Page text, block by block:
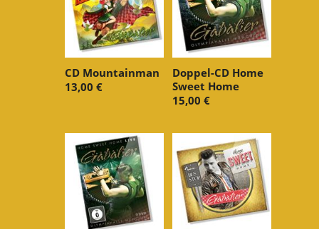
CD Mountainman
13,00 €
Doppel-CD Home
Sweet Home
15,00 €